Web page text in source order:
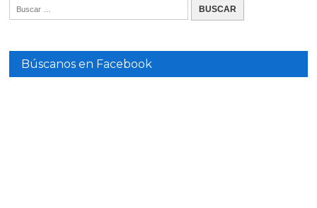
Búscanos en Facebook